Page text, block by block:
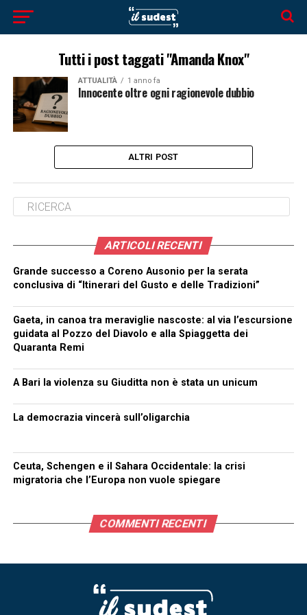
Tutti i post taggati "Amanda Knox"
ATTUALITÀ 1 anno fa
Innocente oltre ogni ragionevole dubbio
ALTRI POST
ARTICOLI RECENTI
Grande successo a Coreno Ausonio per la serata
conclusiva di “Itinerari del Gusto e delle Tradizioni”
Gaeta, in canoa tra meraviglie nascoste: al via l’escursione
guidata al Pozzo del Diavolo e alla Spiaggetta dei
Quaranta Remi
A Bari la violenza su Giuditta non è stata un unicum
La democrazia vincerà sull’oligarchia
Ceuta, Schengen e il Sahara Occidentale: la crisi
migratoria che l’Europa non vuole spiegare
COMMENTI RECENTI